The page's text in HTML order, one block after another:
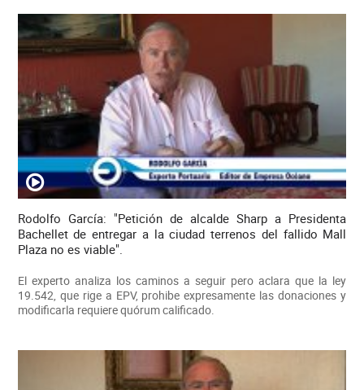
Rodolfo García: "Petición de alcalde Sharp a Presidenta
Bachellet de entregar a la ciudad terrenos del fallido Mall
Plaza no es viable".
El experto analiza los caminos a seguir pero aclara que la ley
19.542, que rige a EPV, prohibe expresamente las donaciones y
modificarla requiere quórum calificado.